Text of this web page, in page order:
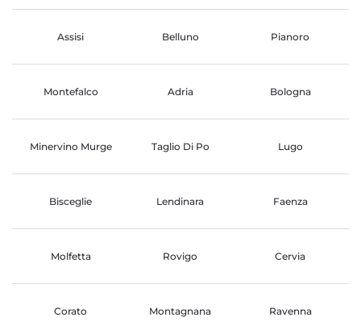
Assisi Belluno Pianoro
Montefalco Adria Bologna
Minervino Murge Taglio Di Po Lugo
Bisceglie Lendinara Faenza
Molfetta Rovigo Cervia
Corato Montagnana Ravenna